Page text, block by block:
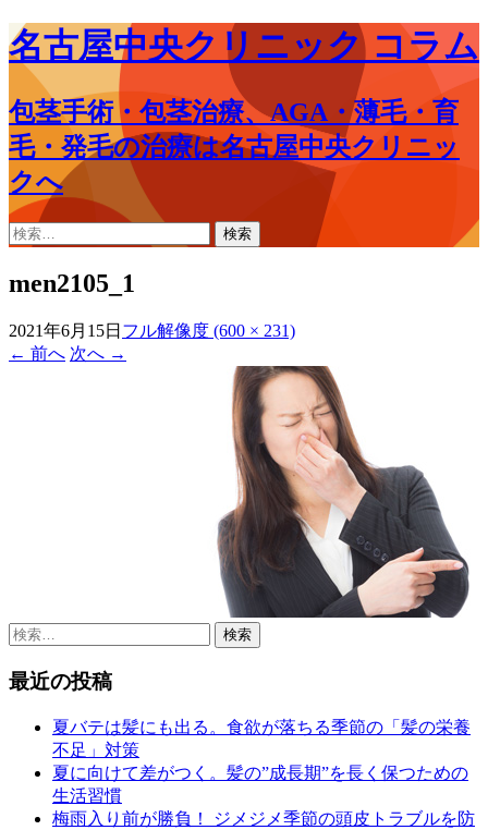
名古屋中央クリニック コラム
包茎手術・包茎治療、AGA・薄毛・育
毛・発毛の治療は名古屋中央クリニッ
クへ
コ
ン
テ
ツ
ス
検
索:
men2105_1
2021年6月15日 フル解像度 (600 × 231)
← 前へ 次へ →
検
最近の投稿
夏バテは髪にも出る。食欲が落ちる季節の「髪の栄養
不足」対策
夏に向けて差がつく。髪の”成長期”を長く保つための
生活習慣
梅雨入り前が勝負！ ジメジメ季節の頭皮トラブルを防